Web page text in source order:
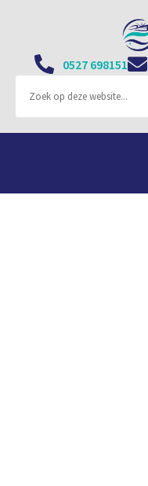
0527 698151